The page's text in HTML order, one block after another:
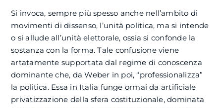
Si invoca, sempre più spesso anche nell’ambito di
movimenti di dissenso, l’unità politica, ma si intende
o si allude all’unità elettorale, ossia si confonde la
sostanza con la forma. Tale confusione viene
artatamente supportata dal regime di conoscenza
dominante che, da Weber in poi, “professionalizza”
la politica. Essa in Italia funge ormai da artificiale
privatizzazione della sfera costituzionale, dominata